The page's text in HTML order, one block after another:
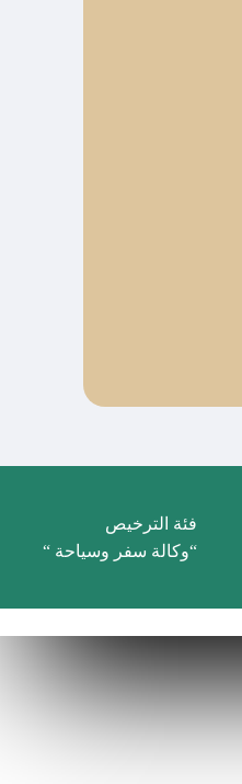
فئة الترخيص
“وكالة سفر وسياحة “